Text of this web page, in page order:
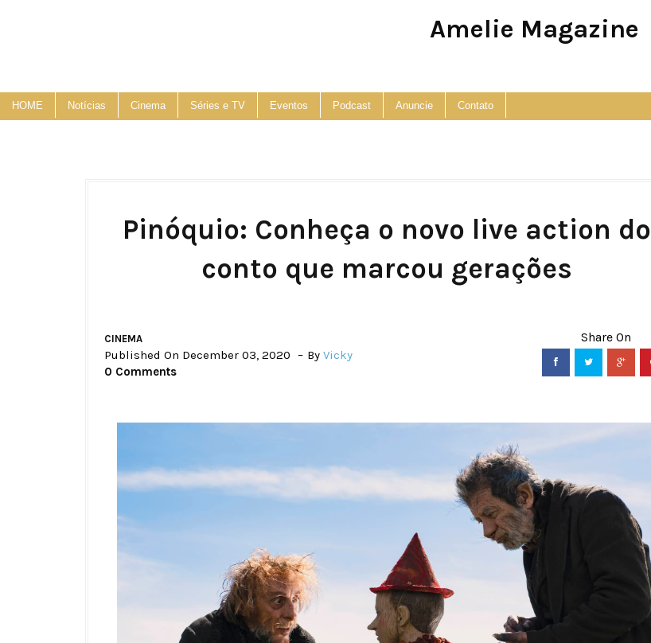
Amelie Magazine
HOME Notícias Cinema Séries e TV Eventos Podcast Anuncie Contato
Pinóquio: Conheça o novo live action do
conto que marcou gerações
CINEMA
Published On December 03, 2020 By Vicky
0 Comments